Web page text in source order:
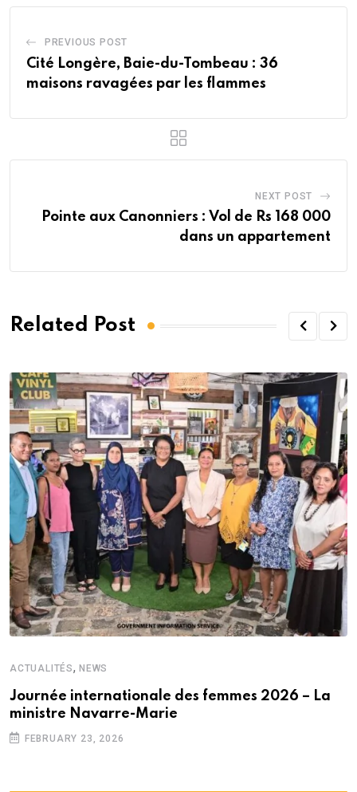
PREVIOUS POST
Cité Longère, Baie-du-Tombeau : 36
maisons ravagées par les flammes
NEXT POST
Pointe aux Canonniers : Vol de Rs 168 000
dans un appartement
Related Post
ACTUALITÉS, NEWS
Journée internationale des femmes 2026 – La
ministre Navarre-Marie
FEBRUARY 23, 2026